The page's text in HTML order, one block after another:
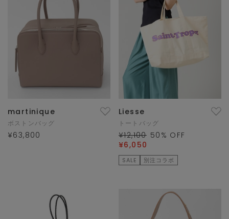
martinique
ボストンバッグ
¥63,800
Liesse
トートバッグ
¥12,100 50 % OFF
¥6,050
SALE 別注コラボ